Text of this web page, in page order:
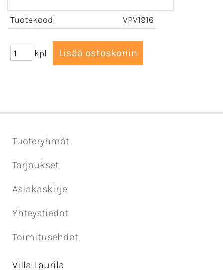
Tuotekoodi VPV1916
kpl
Tuoteryhmät
Tarjoukset
Asiakaskirje
Yhteystiedot
Toimitusehdot
Villa Laurila